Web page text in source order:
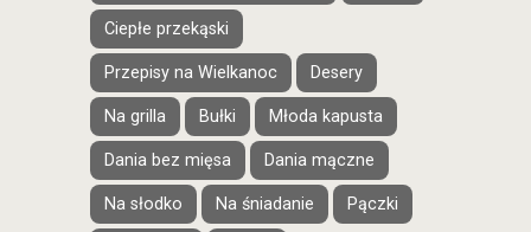
Ciepłe przekąski
Przepisy na Wielkanoc Desery
Na grilla Bułki Młoda kapusta
Dania bez mięsa Dania mączne
Na słodko Na śniadanie Pączki